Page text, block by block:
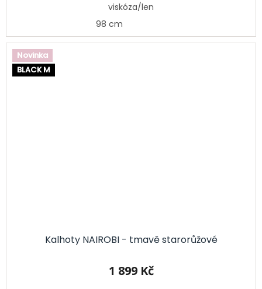
viskóza/len
98 cm
Novinka
BLACK M
Kalhoty NAIROBI - tmavě starorůžové
1 899 Kč